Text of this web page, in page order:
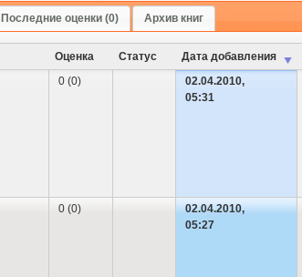
Последние оценки (0) Архив книг
Оценка Cтатус Дата добавления
0 (0)
02.04.2010,
05:31
0 (0)
02.04.2010,
05:27